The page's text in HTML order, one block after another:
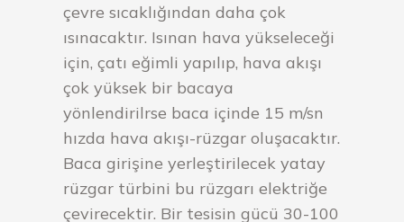
çevre sıcaklığından daha çok
ısınacaktır. Isınan hava yükseleceği
için, çatı eğimli yapılıp, hava akışı
çok yüksek bir bacaya
yönlendirilrse baca içinde 15 m/sn
hızda hava akışı-rüzgar oluşacaktır.
Baca girişine yerleştirilecek yatay
rüzgar türbini bu rüzgarı elektriğe
çevirecektir. Bir tesisin gücü 30-100